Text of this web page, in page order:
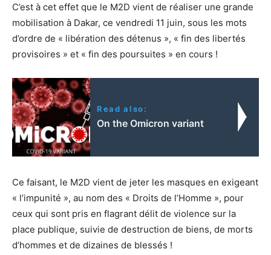
C’est à cet effet que le M2D vient de réaliser une grande
mobilisation à Dakar, ce vendredi 11 juin, sous les mots
d’ordre de « libération des détenus », « fin des libertés
provisoires » et « fin des poursuites » en cours !
Read also:
On the Omicron variant
Ce faisant, le M2D vient de jeter les masques en exigeant
« l’impunité », au nom des « Droits de l’Homme », pour
ceux qui sont pris en flagrant délit de violence sur la
place publique, suivie de destruction de biens, de morts
d’hommes et de dizaines de blessés !